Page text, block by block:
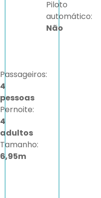
Passageiros:
4
pessoas
Pernoite:
4
adultos
Tamanho:
6,95m
Piloto
automático:
Não